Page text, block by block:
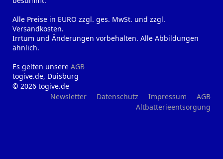
Alle Preise in EURO zzgl. ges. MwSt. und zzgl.
Versandkosten.
Irrtum und Änderungen vorbehalten. Alle Abbildungen
ähnlich.
Es gelten unsere AGB
togive.de, Duisburg
© 2026 togive.de
Newsletter
Datenschutz Impressum
AGB
Altbatterieentsorgung